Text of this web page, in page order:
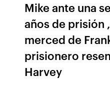
Mike ante una
años de prisión
merced de
prisionero
Harvey